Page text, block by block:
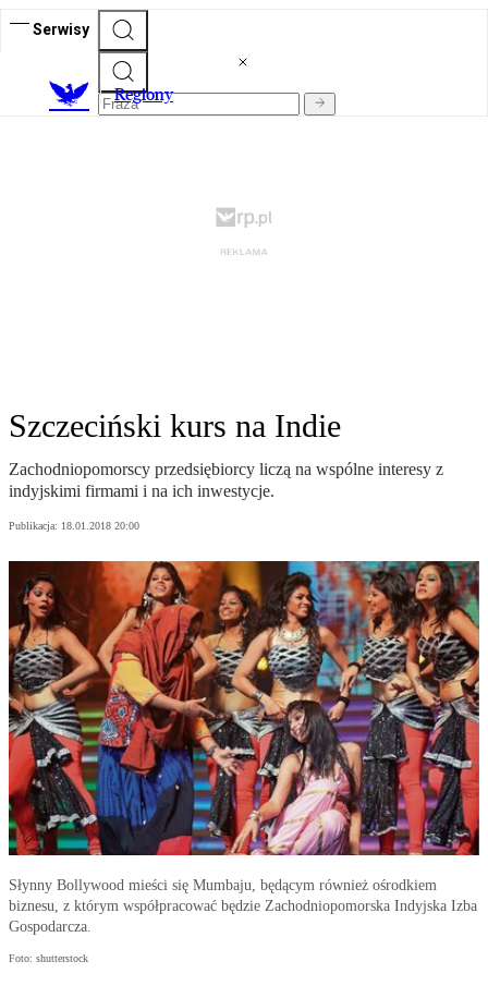
Serwisy
Regiony
Szczeciński kurs na Indie
Zachodniopomorscy przedsiębiorcy liczą na wspólne interesy z
indyjskimi firmami i na ich inwestycje.
Publikacja: 18.01.2018 20:00
Słynny Bollywood mieści się Mumbaju, będącym również ośrodkiem
biznesu, z którym współpracować będzie Zachodniopomorska Indyjska Izba
Gospodarcza.
Foto: shutterstock